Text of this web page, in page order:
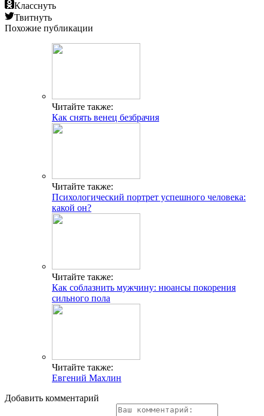
Класснуть
Твитнуть
Похожие публикации
Читайте также:
Как снять венец безбрачия
Читайте также:
Психологический портрет успешного человека:
какой он?
Читайте также:
Как соблазнить мужчину: нюансы покорения
сильного пола
Читайте также:
Евгений Махлин
Добавить комментарий